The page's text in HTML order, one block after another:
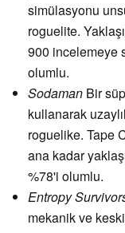
simülasyonu
roguelite.
900 incelemeye
olumlu.
Sodaman Bir
kullanarak
roguelike. Tape
ana kadar
%78'i olumlu.
Entropy
mekanik ve